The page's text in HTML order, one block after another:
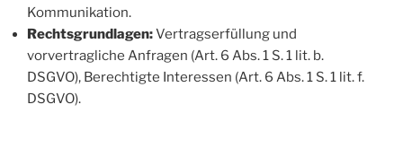
Kommunikation.
Rechtsgrundlagen:Vertragserfüllung und
vorvertragliche Anfragen (Art. 6 Abs. 1 S. 1 lit. b.
DSGVO), Berechtigte Interessen (Art. 6 Abs. 1 S. 1 lit. f.
DSGVO).